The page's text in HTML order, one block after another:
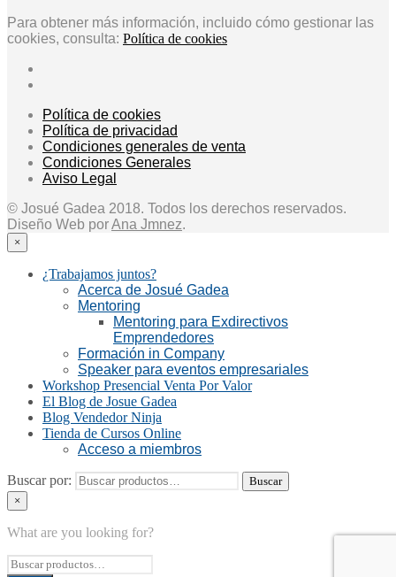
Para obtener más información, incluido cómo gestionar las
cookies, consulta: Política de cookies
Política de cookies
Política de privacidad
Condiciones generales de venta
Condiciones Generales
Aviso Legal
© Josué Gadea 2018. Todos los derechos reservados.
Diseño Web porAna Jmnez.
×
¿Trabajamos juntos?
Acerca de Josué Gadea
Mentoring
Mentoring para Exdirectivos
Emprendedores
Formación in Company
Speaker para eventos empresariales
Workshop Presencial Venta Por Valor
El Blog de Josue Gadea
Blog Vendedor Ninja
Tienda de Cursos Online
Acceso a miembros
Buscar por:
Buscar
×
What are you looking for?